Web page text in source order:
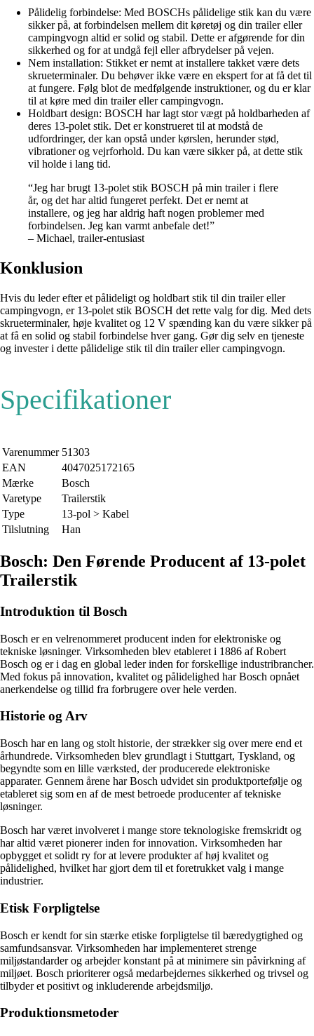
Pålidelig forbindelse: Med BOSCHs pålidelige stik kan du være
sikker på, at forbindelsen mellem dit køretøj og din trailer eller
campingvogn altid er solid og stabil. Dette er afgørende for din
sikkerhed og for at undgå fejl eller afbrydelser på vejen.
Nem installation: Stikket er nemt at installere takket være dets
skrueterminaler. Du behøver ikke være en ekspert for at få det til
at fungere. Følg blot de medfølgende instruktioner, og du er klar
til at køre med din trailer eller campingvogn.
Holdbart design: BOSCH har lagt stor vægt på holdbarheden af
deres 13-polet stik. Det er konstrueret til at modstå de
udfordringer, der kan opstå under kørslen, herunder stød,
vibrationer og vejrforhold. Du kan være sikker på, at dette stik
vil holde i lang tid.
“Jeg har brugt 13-polet stik BOSCH på min trailer i flere
år, og det har altid fungeret perfekt. Det er nemt at
installere, og jeg har aldrig haft nogen problemer med
forbindelsen. Jeg kan varmt anbefale det!”
– Michael, trailer-entusiast
Konklusion
Hvis du leder efter et pålideligt og holdbart stik til din trailer eller
campingvogn, er 13-polet stik BOSCH det rette valg for dig. Med dets
skrueterminaler, høje kvalitet og 12 V spænding kan du være sikker på
at få en solid og stabil forbindelse hver gang. Gør dig selv en tjeneste
og invester i dette pålidelige stik til din trailer eller campingvogn.
Specifikationer
Varenummer 51303
EAN
4047025172165
Mærke
Bosch
Varetype
Trailerstik
Type
13-pol > Kabel
Tilslutning
Han
Bosch: Den Førende Producent af 13-polet
Trailerstik
Introduktion til Bosch
Bosch er en velrenommeret producent inden for elektroniske og
tekniske løsninger. Virksomheden blev etableret i 1886 af Robert
Bosch og er i dag en global leder inden for forskellige industribrancher.
Med fokus på innovation, kvalitet og pålidelighed har Bosch opnået
anerkendelse og tillid fra forbrugere over hele verden.
Historie og Arv
Bosch har en lang og stolt historie, der strækker sig over mere end et
århundrede. Virksomheden blev grundlagt i Stuttgart, Tyskland, og
begyndte som en lille værksted, der producerede elektroniske
apparater. Gennem årene har Bosch udvidet sin produktportefølje og
etableret sig som en af de mest betroede producenter af tekniske
løsninger.
Bosch har været involveret i mange store teknologiske fremskridt og
har altid været pionerer inden for innovation. Virksomheden har
opbygget et solidt ry for at levere produkter af høj kvalitet og
pålidelighed, hvilket har gjort dem til et foretrukket valg i mange
industrier.
Etisk Forpligtelse
Bosch er kendt for sin stærke etiske forpligtelse til bæredygtighed og
samfundsansvar. Virksomheden har implementeret strenge
miljøstandarder og arbejder konstant på at minimere sin påvirkning af
miljøet. Bosch prioriterer også medarbejdernes sikkerhed og trivsel og
tilbyder et positivt og inkluderende arbejdsmiljø.
Produktionsmetoder